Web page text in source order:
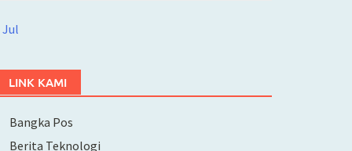
Jul
LINK KAMI
Bangka Pos
Berita Teknologi